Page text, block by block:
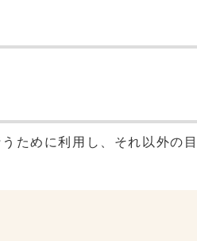
ために利用し、それ以外の